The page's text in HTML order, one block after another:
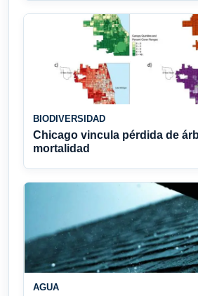
BIODIVERSIDAD
Chicago vincula pérdida de
mortalidad
AGUA